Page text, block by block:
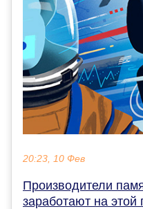
20:23, 10 Фев
Производители
заработают на